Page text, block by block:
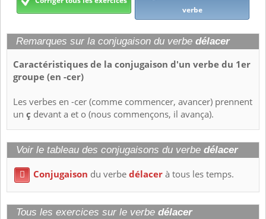
verbe
Remarques sur la conjugaison du verbe délacer
Caractéristiques de la conjugaison d'un verbe du 1er
groupe (en -cer)
Les verbes en -cer (comme commencer, avancer) prennent
un ç devant a et o (nous commençons, il avança).
Voir le tableau des conjugaisons du verbe délacer
 Conjugaison du verbedélacerà tous les temps.
Tous les exercices sur le verbe délacer